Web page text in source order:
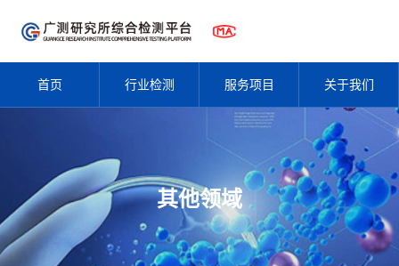
首页 行业检测 服务项目 关于我们
其他领域